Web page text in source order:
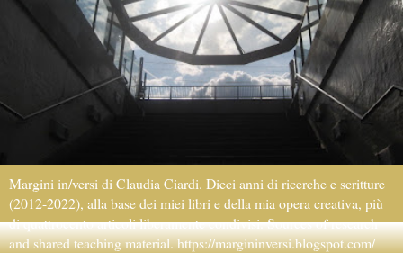
Margini in/versi di Claudia Ciardi. Dieci anni di ricerche e scritture
(2012-2022), alla base dei miei libri e della mia opera creativa, più
di quattrocento articoli liberamente condivisi. Sources of research
and shared teaching material. https://margininversi.blogspot.com/